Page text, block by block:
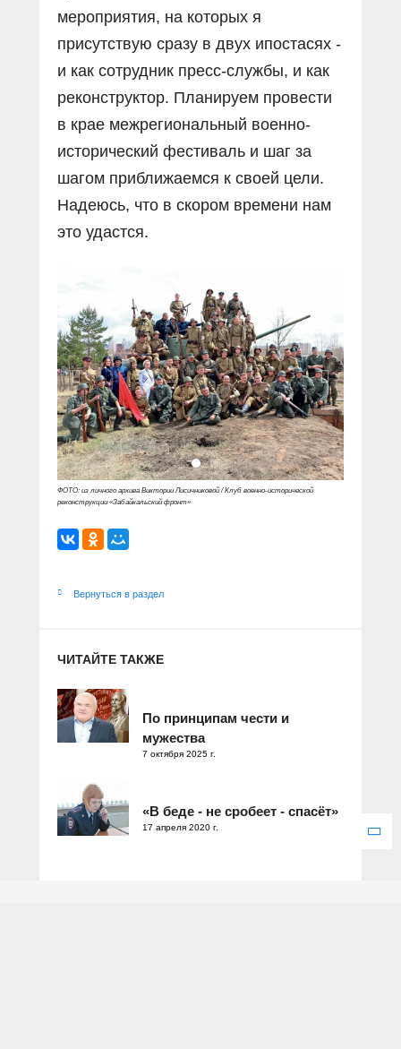
мероприятия, на которых я
присутствую сразу в двух ипостасях -
и как сотрудник пресс-службы, и как
реконструктор. Планируем провести
в крае межрегиональный военно-
исторический фестиваль и шаг за
шагом приближаемся к своей цели.
Надеюсь, что в скором времени нам
это удастся.
ФОТО: из личного архива Виктории Лисичниковой / Клуб военно-исторической
реконструкции «Забайкальский фронт»
Вернуться в раздел
ЧИТАЙТЕ ТАКЖЕ
По принципам чести и
мужества
7 октября 2025 г.
«В беде - не сробеет - спасёт»
17 апреля 2020 г.